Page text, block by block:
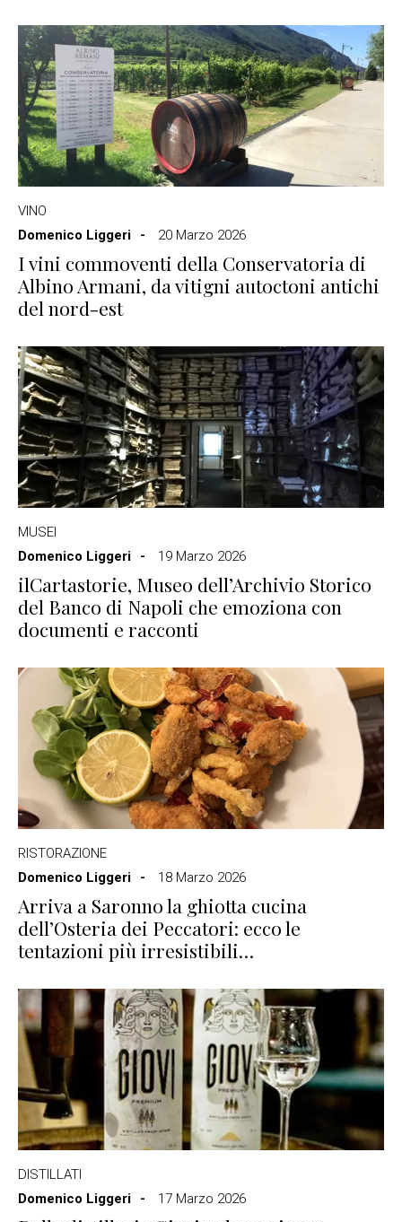
VINO
Domenico Liggeri
20 Marzo 2026
I vini commoventi della Conservatoria di
Albino Armani, da vitigni autoctoni antichi
del nord-est
MUSEI
Domenico Liggeri
19 Marzo 2026
ilCartastorie, Museo dell’Archivio Storico
del Banco di Napoli che emoziona con
documenti e racconti
RISTORAZIONE
Domenico Liggeri
18 Marzo 2026
Arriva a Saronno la ghiotta cucina
dell’Osteria dei Peccatori: ecco le
tentazioni più irresistibili…
DISTILLATI
Domenico Liggeri
17 Marzo 2026